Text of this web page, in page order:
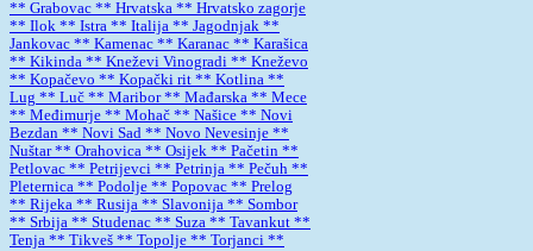
** Grabovac ** Hrvatska ** Hrvatsko zagorje
** Ilok ** Istra ** Italija ** Jagodnjak **
Jankovac ** Kamenac ** Karanac ** Karašica
** Kikinda ** Kneževi Vinogradi ** Kneževo
** Kopačevo ** Kopački rit ** Kotlina **
Lug ** Luč ** Maribor** Mađarska ** Mece
** Međimurje ** Mohač ** Našice ** Novi
Bezdan ** Novi Sad ** Novo Nevesinje **
Nuštar** Orahovica ** Osijek ** Pačetin **
Petlovac ** Petrijevci ** Petrinja ** Pečuh **
Pleternica ** Podolje ** Popovac ** Prelog
** Rijeka ** Rusija ** Slavonija ** Sombor
** Srbija ** Studenac ** Suza ** Tavankut **
Tenja ** Tikveš ** Topolje ** Torjanci **